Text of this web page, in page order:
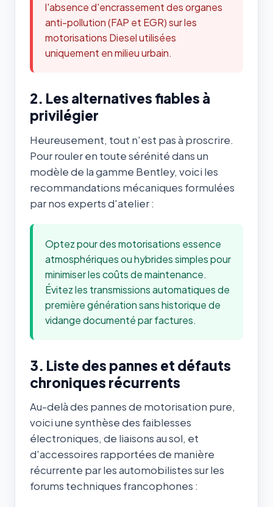
l'absence d'encrassement des organes
anti-pollution (FAP et EGR) sur les
motorisations Diesel utilisées
uniquement en milieu urbain.
2. Les alternatives fiables à
privilégier
Heureusement, tout n'est pas à proscrire.
Pour rouler en toute sérénité dans un
modèle de la gamme Bentley, voici les
recommandations mécaniques formulées
par nos experts d'atelier :
Optez pour des motorisations essence
atmosphériques ou hybrides simples pour
minimiser les coûts de maintenance.
Évitez les transmissions automatiques de
première génération sans historique de
vidange documenté par factures.
3. Liste des pannes et défauts
chroniques récurrents
Au-delà des pannes de motorisation pure,
voici une synthèse des faiblesses
électroniques, de liaisons au sol, et
d'accessoires rapportées de manière
récurrente par les automobilistes sur les
forums techniques francophones :